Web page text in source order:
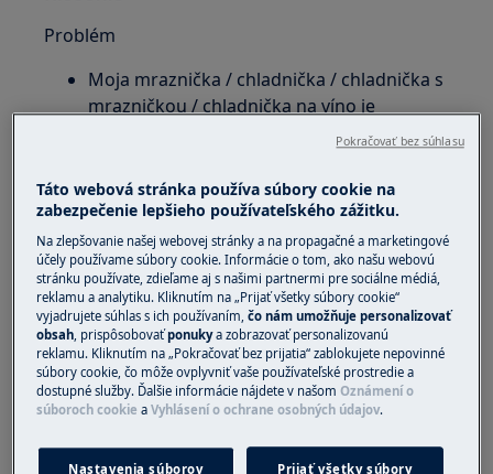
Problém
Moja mraznička / chladnička / chladnička s
mrazničkou / chladnička na víno je
Mraznička
Chladnička
Chladnička s mrazničkou
Chladnička na víno
Riešenie
1. Ak bolo poškodenie objavené pri
rozbaľovaní spotrebiča, okamžite sa obráťte
poškodeniu došlo počas doručenia.
Táto webová stránka používa súbory cookie na
zabezpečenie lepšieho používateľského zážitku.
Na zlepšovanie našej webovej stránky a na propagačné a marketingové
účely používame súbory cookie. Informácie o tom, ako našu webovú
stránku používate, zdieľame aj s našimi partnermi pre sociálne médiá,
reklamu a analytiku. Kliknutím na „Prijať všetky súbory cookie“
vyjadrujete súhlas s ich používaním,čo nám umožňuje personalizovať
obsah , prispôsobovaťponukya zobrazovať personalizovanú
reklamu. Kliknutím na „Pokračovať bez prijatia“ zablokujete nepovinné
súbory cookie, čo môže ovplyvniť vaše používateľské prostredie a
dostupné služby. Ďalšie informácie nájdete v našomOznámení o
súboroch cookie aVyhlásení o ochrane osobných údajov.
Nastavenia súborov
Prijať všetky súbory
Pokračovať bez súhlasu